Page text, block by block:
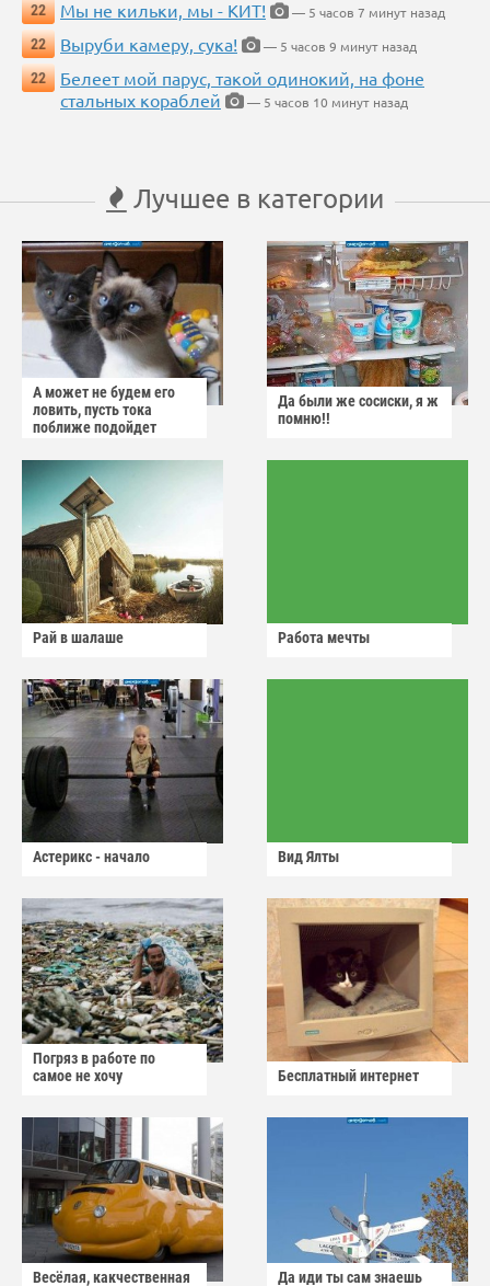
22
Мы не кильки, мы - КИТ!
— 5 часов 7 минут назад
22
Выруби камеру, сука!
— 5 часов 9 минут назад
22
Белеет мой парус, такой одинокий, на фоне
стальных кораблей
— 5 часов 10 минут назад
Лучшее в категории
А может не будем его
ловить, пусть тока
поближе подойдет
Да были же сосиски, я ж
помню!!
Рай в шалаше Работа мечты
Астерикс - начало Вид Ялты
Погряз в работе по
самое не хочу
Бесплатный интернет
Весёлая, какчественная Да иди ты сам знаешь